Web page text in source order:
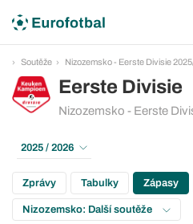
Soutěže Nizozemsko - Eerste Divisie
Eerste Divisie
Nizozemsko - Eerste
2025 / 2026
Zprávy Tabulky Zápasy
Nizozemsko: Další soutěže